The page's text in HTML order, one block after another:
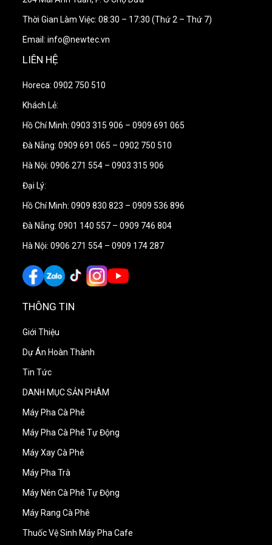
Xả sạch lại với nước 2–3 lần trước khi sử dụng.
(Khuyến nghị chu kỳ bảo dưỡng: 2–6 tuần tùy chất
lượng nước và tần suất sử dụng.)
Máy pha cà phê espresso 1–3 group
Bình đun nước nóng, nồi hơi mini
4. Tại sao quán cà phê nên dùng
Cafetto Renew Descaler?
Bảo vệ máy –
Tối ưu hương vị espresso – nước ổn định, sạch
cặn
Cafetto Renew Descaler
Cafetto Renew Descaler
chuyên dụng, giúp máy pha cà phê vận hành ổn định
và bền bỉ hơn, đây là lựa chọn tối ưu cho quán cà phê,
Thời Gian Làm Việc: 08:30 – 17:30 (Thứ 2 – Thứ 7)
Email: info@newtec.vn
LIÊN HỆ
Horeca: 0902 750 510
Khách Lẻ:
Hồ Chí Minh: 0903 315 906 – 0909 691 065
Đà Nẵng: 0909 691 065 – 0902 750 510
Hà Nội: 0906 271 554 – 0903 315 906
Đại Lý:
Hồ Chí Minh: 0909 830 823 – 0909 536 896
Đà Nẵng: 0901 140 557 – 0909 746 804
Hà Nội: 0906 271 554 – 0909 174 287
THÔNG TIN
Giới Thiệu
Dự Án Hoàn Thành
Tin Tức
DANH MỤC SẢN PHÂM
Máy Pha Cà Phê
Máy Pha Cà Phê Tự Động
Máy Xay Cà Phê
Máy Pha Trà
Máy Nén Cà Phê Tự Động
Máy Rang Cà Phê
Thuốc Vệ Sinh Máy Pha Cafe